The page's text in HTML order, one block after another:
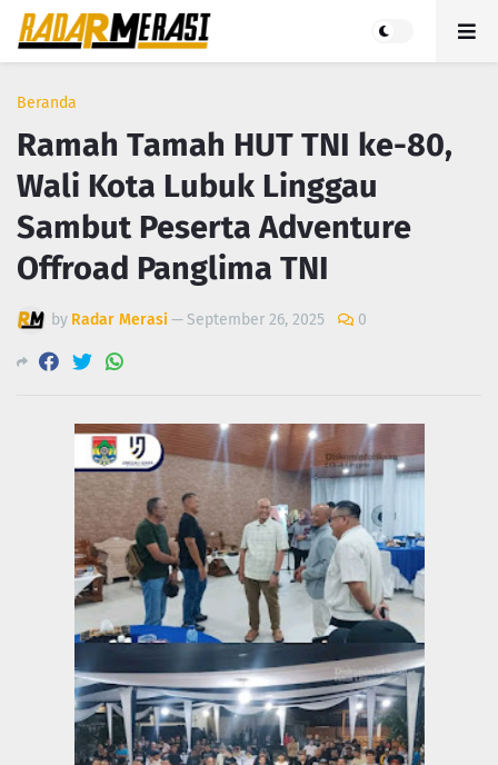
Beranda
Ramah Tamah HUT TNI ke-80,
Wali Kota Lubuk Linggau
Sambut Peserta Adventure
Offroad Panglima TNI
by Radar Merasi —September 26, 2025 0